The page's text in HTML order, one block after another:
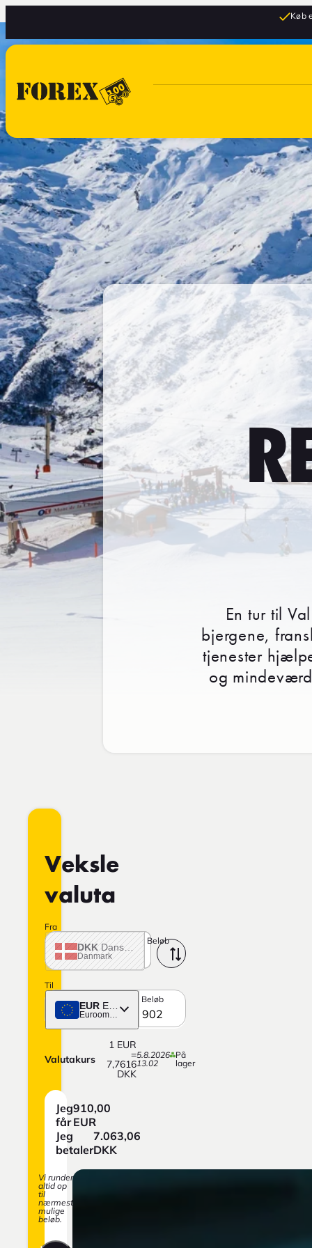
Køb
En tur til
bjergene,
tjenester
og
Veksle
valuta
Fra
DKK Dansk krone
Danmark
Beløb
Til
EUR Euro
Euroområdet
Beløb
Valutakurs
1 EUR
=
7,7616
DKK
5.8.2026
13.02
På
lager
Jeg
får
910,00
EUR
Jeg
betaler
7.063,06
DKK
Vi runder
altid op
til
nærmest
mulige
beløb.